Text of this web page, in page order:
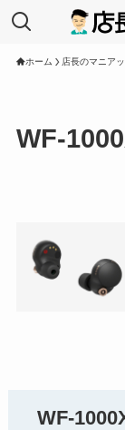
ホーム 店長のマニア
WF-
WF-